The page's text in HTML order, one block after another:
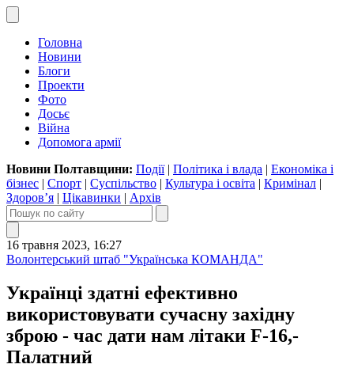
Головна
Новини
Блоги
Проекти
Фото
Досьє
Війна
Допомога армії
Новини Полтавщини: Події| Політика і влада | Економіка і
бізнес | Спорт | Суспільство | Культура і освіта | Кримінал |
Здоров’я | Цікавинки | Архів
16 травня 2023, 16:27
Волонтерський штаб "Українська КОМАНДА"
Українці здатні ефективно
використовувати сучасну західну
зброю - час дати нам літаки F-16,-
Палатний